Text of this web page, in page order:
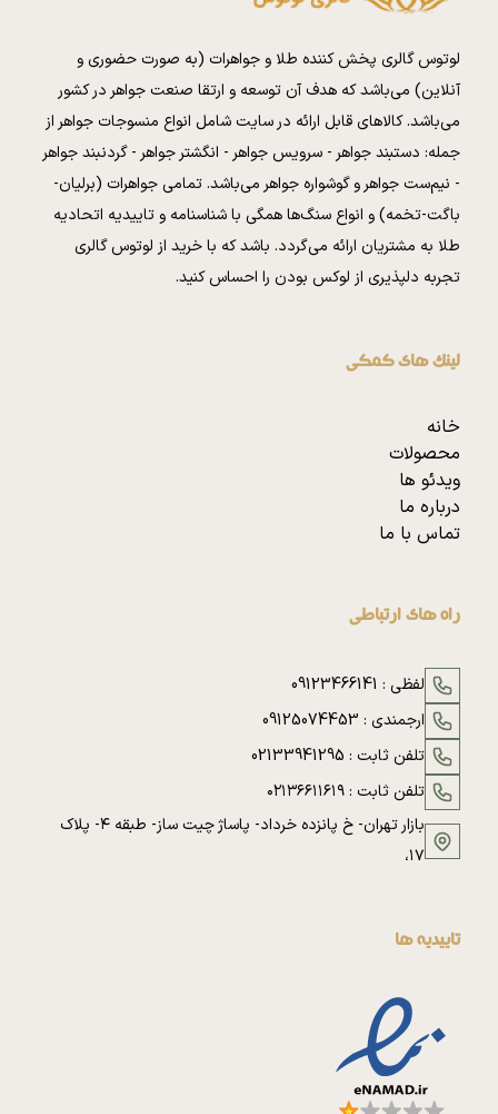
لوتوس گالری پخش کننده طلا و جواهرات (به صورت حضوری و
آنلاین) می‌باشد که هدف آن توسعه و ارتقا صنعت جواهر در کشور
می‌باشد. کالا‌های قابل ارائه در سایت شامل انواع منسوجات جواهر از
جمله: دستبند جواهر - سرویس جواهر - انگشتر جواهر - گردنبند جواهر
- نیم‌ست جواهر و گوشواره جواهر می‌باشد. تمامی جواهرات (برلیان-
باگت-تخمه) و انواع سنگ‌ها همگی با شناسنامه و تاییدیه اتحادیه
طلا به مشتریان ارائه می‌گردد. باشد که با خرید از لوتوس گالری
تجربه دلپذیری از لوکس بودن را احساس کنید.
لینک های کمکی
خانه
محصولات
ویدئو ها
درباره ما
تماس با ما
راه های ارتباطی
لفظی : 09123466141
ارجمندی : 09125074453
تلفن ثابت : 02133941295
تلفن ثابت :۰۲۱۳۶۶۱۱۶۱۹
بازار تهران- خ پانزده خرداد- پاساژ چیت ساز- طبقه ۴- پلاک
۱۷،
تاییدیه ها